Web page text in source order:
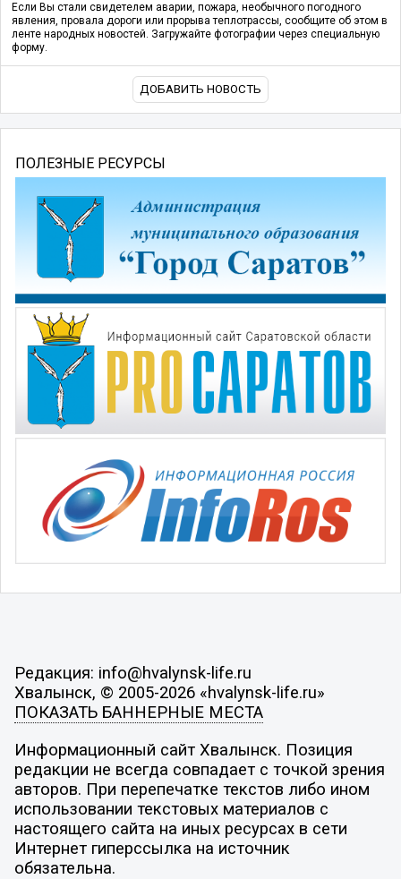
Если Вы стали свидетелем аварии, пожара, необычного погодного
явления, провала дороги или прорыва теплотрассы, сообщите об этом в
ленте народных новостей. Загружайте фотографии через специальную
форму.
ДОБАВИТЬ НОВОСТЬ
ПОЛЕЗНЫЕ РЕСУРСЫ
Редакция: info@hvalynsk-life.ru
Хвалынск, © 2005-2026 «hvalynsk-life.ru»
ПОКАЗАТЬ БАННЕРНЫЕ МЕСТА
Информационный сайт Хвалынск. Позиция
редакции не всегда совпадает с точкой зрения
авторов. При перепечатке текстов либо ином
использовании текстовых материалов с
настоящего сайта на иных ресурсах в сети
Интернет гиперссылка на источник
обязательна.